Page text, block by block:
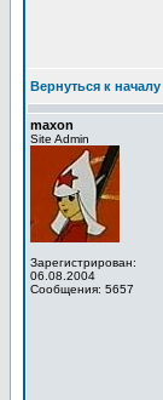
Вернуться к началу
maxon
Site Admin
Зарегистрирован:
06.08.2004
Сообщения: 5657